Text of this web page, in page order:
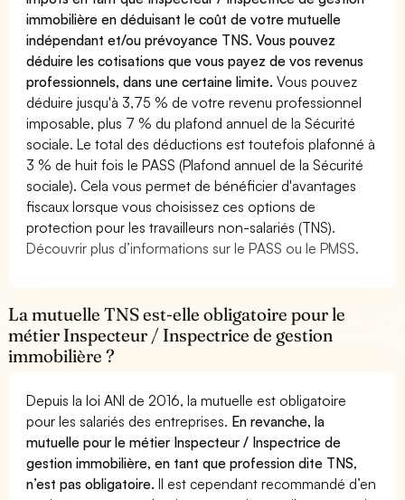
immobilière en déduisant le coût de votre mutuelle
indépendant et/ou prévoyance TNS. Vous pouvez
déduire les cotisations que vous payez de vos revenus
professionnels, dans une certaine limite.Vous pouvez
déduire jusqu'à 3,75 % de votre revenu professionnel
imposable, plus 7 % du plafond annuel de la Sécurité
sociale. Le total des déductions est toutefois plafonné à
3 % de huit fois le PASS (Plafond annuel de la Sécurité
sociale). Cela vous permet de bénéficier d'avantages
fiscaux lorsque vous choisissez ces options de
protection pour les travailleurs non-salariés (TNS).
Découvrir plus d’informations sur le PASS ou le PMSS.
La mutuelle TNS est-elle obligatoire pour le
métier Inspecteur / Inspectrice de gestion
immobilière ?
Depuis la loi ANI de 2016, la mutuelle est obligatoire
pour les salariés des entreprises. En revanche, la
mutuelle pour le métier Inspecteur / Inspectrice de
gestion immobilière, en tant que profession dite TNS,
n’est pas obligatoire.Il est cependant recommandé d’en